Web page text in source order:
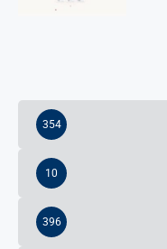
354
10
396